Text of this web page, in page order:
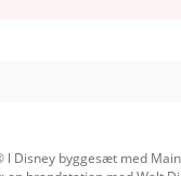
Disney byggesæt med